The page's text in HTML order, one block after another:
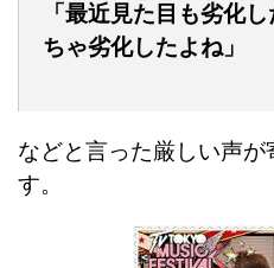
「最近見た目も劣化
ちゃ劣化したよね」
などと言った厳しい声
す。